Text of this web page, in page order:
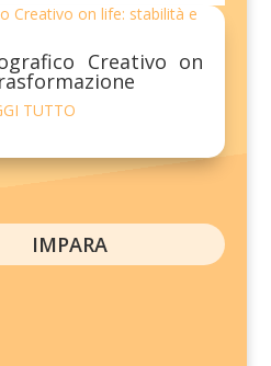
Creativo on
TUTTO
IMPARA